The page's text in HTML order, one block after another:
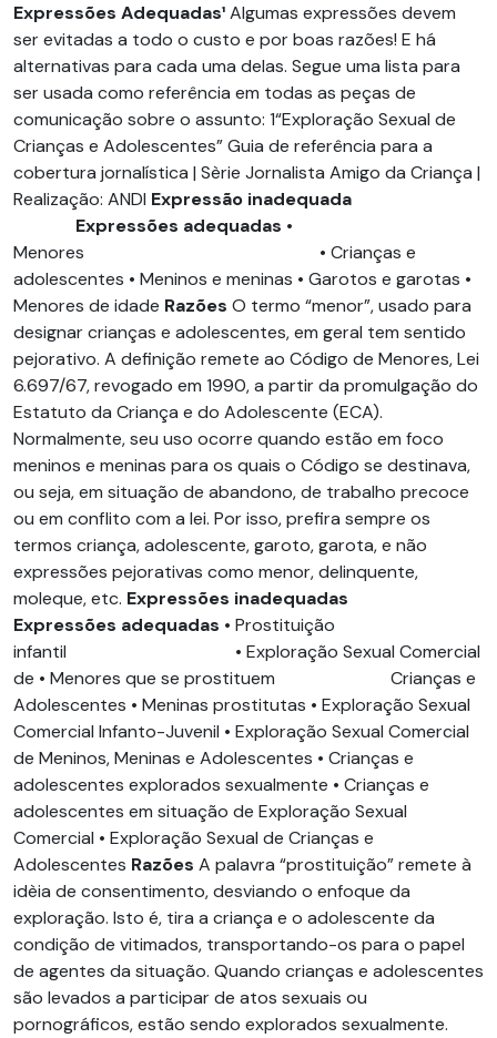
Expressões Adequadas¹Algumas expressões devem
ser evitadas a todo o custo e por boas razões! E há
alternativas para cada uma delas. Segue uma lista para
ser usada como referência em todas as peças de
comunicação sobre o assunto: 1“Exploração Sexual de
Crianças e Adolescentes” Guia de referência para a
cobertura jornalística | Sèrie Jornalista Amigo da Criança |
Realização: ANDI Expressão inadequada
Expressões adequadas •
Menores • Crianças e
adolescentes • Meninos e meninas • Garotos e garotas •
Menores de idade Razões O termo “menor”, usado para
designar crianças e adolescentes, em geral tem sentido
pejorativo. A definição remete ao Código de Menores, Lei
6.697/67, revogado em 1990, a partir da promulgação do
Estatuto da Criança e do Adolescente (ECA).
Normalmente, seu uso ocorre quando estão em foco
meninos e meninas para os quais o Código se destinava,
ou seja, em situação de abandono, de trabalho precoce
ou em conflito com a lei. Por isso, prefira sempre os
termos criança, adolescente, garoto, garota, e não
expressões pejorativas como menor, delinquente,
moleque, etc. Expressões inadequadas
Expressões adequadas • Prostituição
infantil • Exploração Sexual Comercial
de • Menores que se prostituem Crianças e
Adolescentes • Meninas prostitutas • Exploração Sexual
Comercial Infanto-Juvenil • Exploração Sexual Comercial
de Meninos, Meninas e Adolescentes • Crianças e
adolescentes explorados sexualmente • Crianças e
adolescentes em situação de Exploração Sexual
Comercial • Exploração Sexual de Crianças e
Adolescentes Razões A palavra “prostituição” remete à
idèia de consentimento, desviando o enfoque da
exploração. Isto é, tira a criança e o adolescente da
condição de vitimados, transportando-os para o papel
de agentes da situação. Quando crianças e adolescentes
são levados a participar de atos sexuais ou
pornográficos, estão sendo explorados sexualmente.